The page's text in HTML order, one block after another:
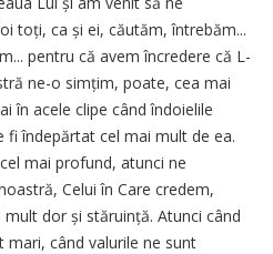
toți, ca și ei, căutăm, întrebăm...
pentru că avem încredere că L-
ne-o simțim, poate, cea mai
în acele clipe când îndoielile
fi îndepărtat cel mai mult de ea.
mai profund, atunci ne
Celui în Care credem,
dor și stăruință. Atunci când
când valurile ne sunt